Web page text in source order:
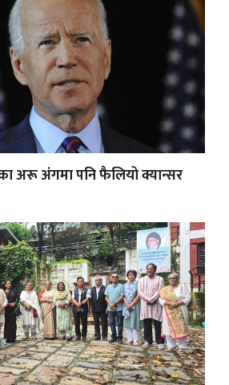
अरू अंगमा पनि फैलियो क्यान्सर